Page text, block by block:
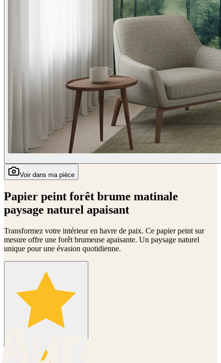
Voir dans ma pièce
Papier peint forêt brume matinale
paysage naturel apaisant
Transformez votre intérieur en havre de paix. Ce papier peint sur
mesure offre une forêt brumeuse apaisante. Un paysage naturel
unique pour une évasion quotidienne.